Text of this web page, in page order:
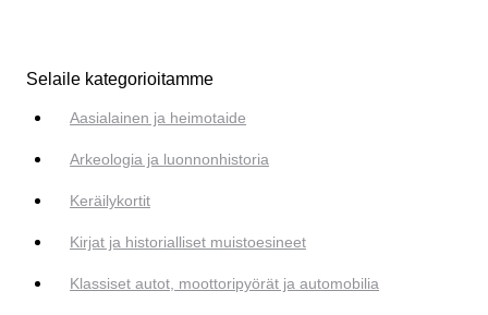
Selaile kategorioitamme
Aasialainen ja heimotaide
Arkeologia ja luonnonhistoria
Keräilykortit
Kirjat ja historialliset muistoesineet
Klassiset autot, moottoripyörät ja automobilia